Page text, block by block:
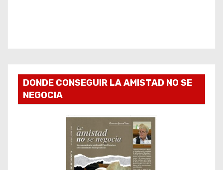
DONDE CONSEGUIR LA AMISTAD NO SE
NEGOCIA